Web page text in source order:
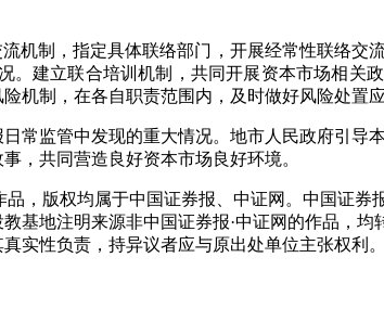
制，指定具体联络部门，开展经常性联络交
建立联合培训机制，共同开展资本市场相关
机制，在各自职责范围内，及时做好风险处置应
监管中发现的重大情况。地市人民政府引导
，共同营造良好资本市场良好环境。
，版权均属于中国证券报、中证网。中国证券
基地注明来源非中国证券报·中证网的作品，均
实性负责，持异议者应与原出处单位主张权利。